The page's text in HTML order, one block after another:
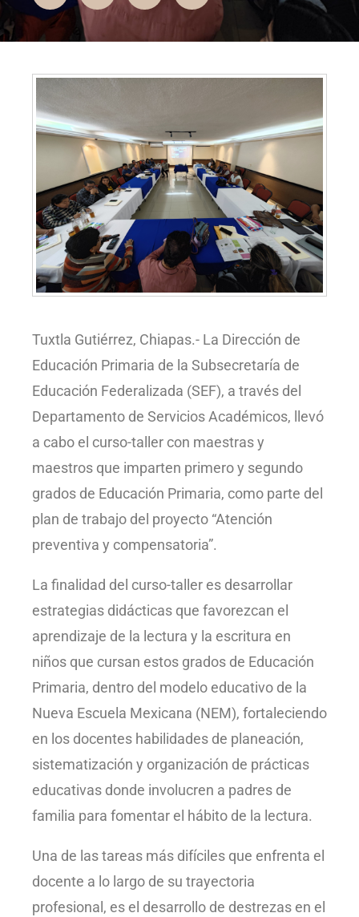
Tuxtla Gutiérrez, Chiapas.- La Dirección de
Educación Primaria de la Subsecretaría de
Educación Federalizada (SEF), a través del
Departamento de Servicios Académicos, llevó
a cabo el curso-taller con maestras y
maestros que imparten primero y segundo
grados de Educación Primaria, como parte del
plan de trabajo del proyecto “Atención
preventiva y compensatoria”.
La finalidad del curso-taller es desarrollar
estrategias didácticas que favorezcan el
aprendizaje de la lectura y la escritura en
niños que cursan estos grados de Educación
Primaria, dentro del modelo educativo de la
Nueva Escuela Mexicana (NEM), fortaleciendo
en los docentes habilidades de planeación,
sistematización y organización de prácticas
educativas donde involucren a padres de
familia para fomentar el hábito de la lectura.
Una de las tareas más difíciles que enfrenta el
docente a lo largo de su trayectoria
profesional, es el desarrollo de destrezas en el